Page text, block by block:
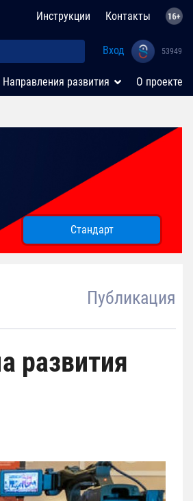
Инструкции Контакты
Вход 53949
Направления развития О проекте
Стандарт
Публикация
развития